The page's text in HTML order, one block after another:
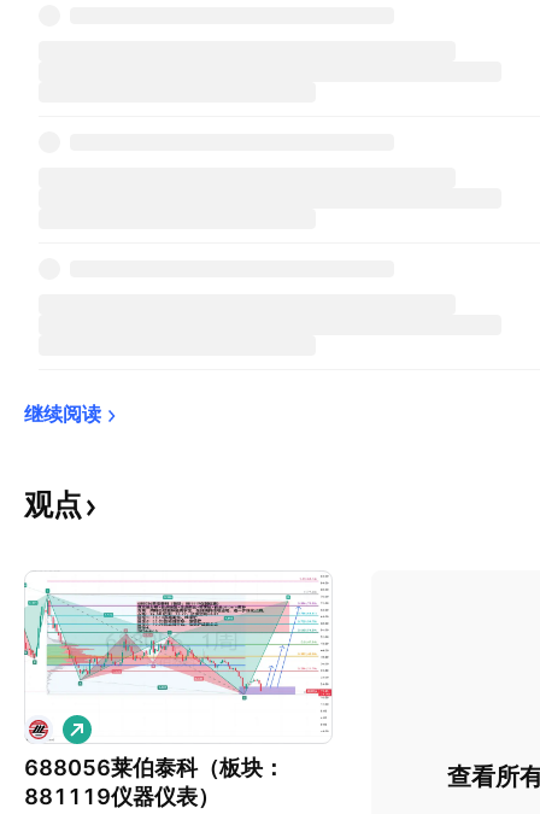
继续阅读
观点
688056莱伯泰科（板块：
881119仪器仪表）
做
多
查看所